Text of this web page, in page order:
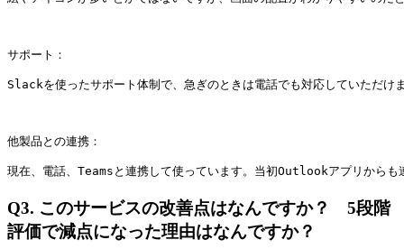
サポート：
Slackを使ったサポート体制で、急ぎのときは電話でも対応していただけ
他製品との連携：
現在、電話、Teamsと連携して使っています。当初Outlookアプリから
Q3. このサービスの改善点はなんですか？ 5段階
評価で減点になった理由はなんですか？